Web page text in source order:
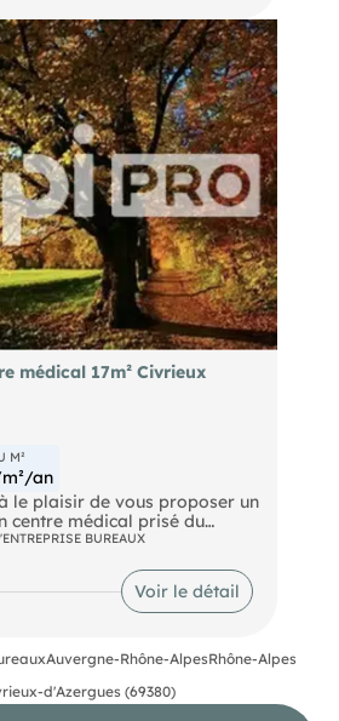
à la charge du preneur (soit
médical 17m² Civrieux
M²
an
le plaisir de vous proposer un
centre médical prisé du
de 76m2 ( 5 bureaux )
de l'ensemble médical
issue de secours, accueil, deux
BUREAUX
Voir le détail
Auvergne-Rhône-AlpesRhône-Alpes
d'Azergues (69380)